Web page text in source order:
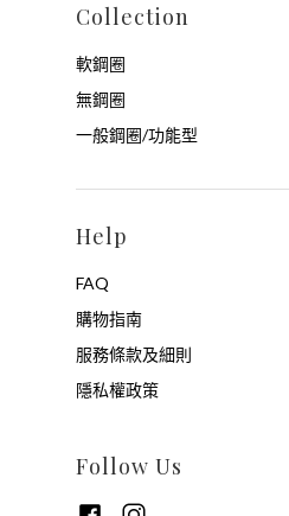
Collection
軟鋼圈
無鋼圈
一般鋼圈/功能型
Help
FAQ
購物指南
服務條款及細則
隱私權政策
Follow Us